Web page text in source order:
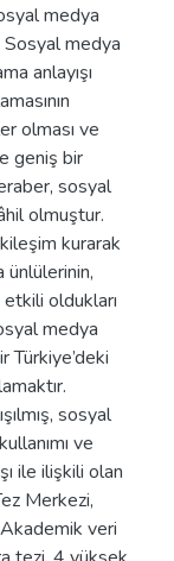
medya
Sosyal medya
anlayışı
olması ve
geniş bir
sosyal
olmuştur.
kurarak
oldukları
medya
Türkiye’deki
sosyal
ve
ile ilişkili olan
Merkezi,
veri